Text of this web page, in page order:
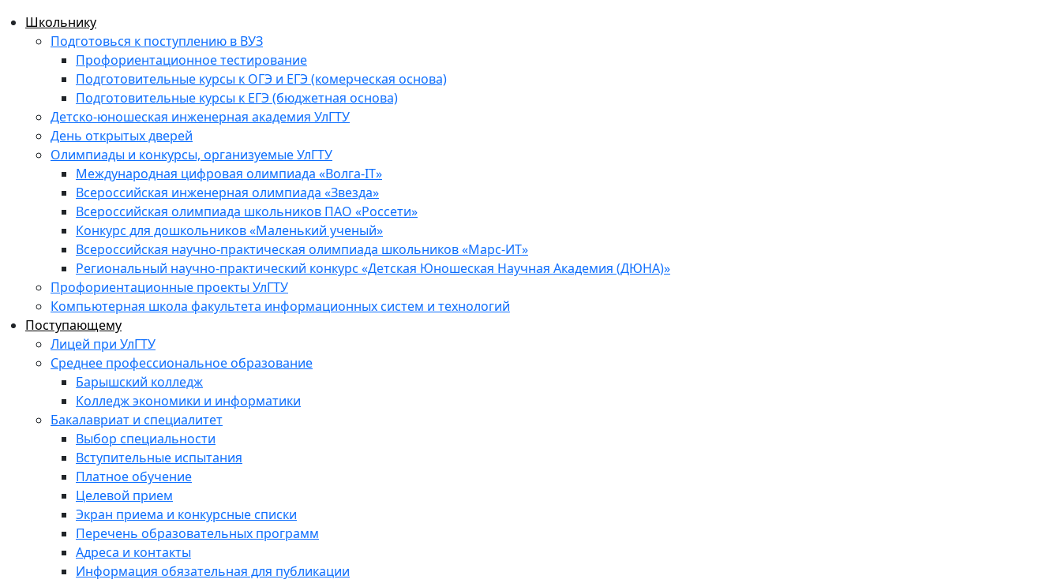
Школьнику
Подготовься к поступлению в ВУЗ
Профориентационное тестирование
Подготовительные курсы к ОГЭ и ЕГЭ (комерческая основа)
Подготовительные курсы к ЕГЭ (бюджетная основа)
Детско-юношеская инженерная академия УлГТУ
День открытых дверей
Олимпиады и конкурсы, организуемые УлГТУ
Международная цифровая олимпиада «Волга-IT»
Всероссийская инженерная олимпиада «Звезда»
Всероссийская олимпиада школьников ПАО «Россети»
Конкурс для дошкольников «Маленький ученый»
Всероссийская научно-практическая олимпиада школьников «Марс-ИТ»
Региональный научно-практический конкурс «Детская Юношеская Научная Академия (ДЮНА)»
Профориентационные проекты УлГТУ
Компьютерная школа факультета информационных систем и технологий
Поступающему
Лицей при УлГТУ
Среднее профессиональное образование
Барышский колледж
Колледж экономики и информатики
Бакалавриат и специалитет
Выбор специальности
Вступительные испытания
Платное обучение
Целевой прием
Экран приема и конкурсные списки
Перечень образовательных программ
Адреса и контакты
Информация обязательная для публикации